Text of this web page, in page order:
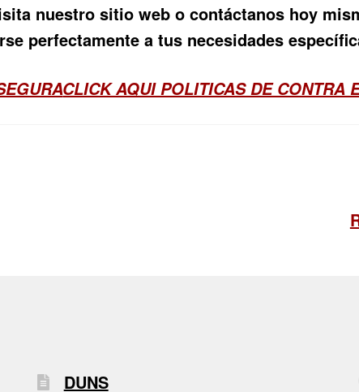
nuestro sitio web o contáctanos hoy
perfectamente a tus necesidades
CLICK AQUI POLITICAS DE CONTRA
DUNS